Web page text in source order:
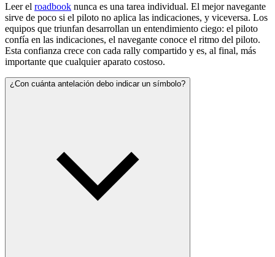
Leer el roadbook nunca es una tarea individual. El mejor navegante
sirve de poco si el piloto no aplica las indicaciones, y viceversa. Los
equipos que triunfan desarrollan un entendimiento ciego: el piloto
confía en las indicaciones, el navegante conoce el ritmo del piloto.
Esta confianza crece con cada rally compartido y es, al final, más
importante que cualquier aparato costoso.
¿Con cuánta antelación debo indicar un símbolo?